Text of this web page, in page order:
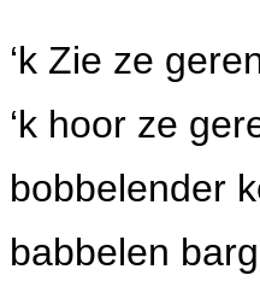
‘k Zie ze
‘k hoor ze
bobbelender
babbelen